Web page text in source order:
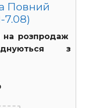
Повний
7.08)
на розпродаж
з